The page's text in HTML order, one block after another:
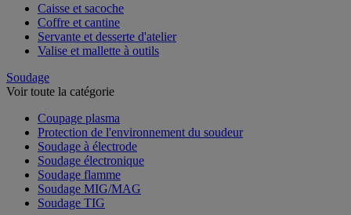
Caisse et sacoche
Coffre et cantine
Servante et desserte d'atelier
Valise et mallette à outils
Soudage
Voir toute la catégorie
Coupage plasma
Protection de l'environnement du soudeur
Soudage à électrode
Soudage électronique
Soudage flamme
Soudage MIG/MAG
Soudage TIG